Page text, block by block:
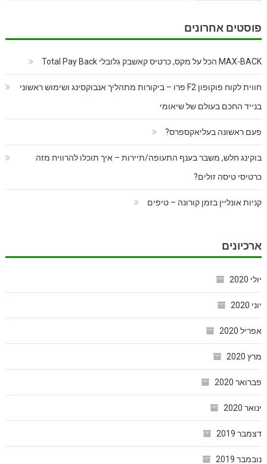
פוסטים אחרונים
MAX-BACK הכל על מקס, כרטיס קאשבק גלובלי Total Pay Back
חווית לקוח פוקופון F2 פרו – ביקורות מתהליך אנבוקסינג ושימוש ראשוני
בנייד החכם בעולם של שיאומי
פעם ראשונה בעליאקספרס?
בוקינג חלש, משבר בענף התעופה/תיירות – איך תוכלו להרוויח מזה
כרטיסי טיסה זולים?
קניות אונליין בזמן קורונה – טיפים
ארכיונים
יולי 2020
יוני 2020
אפריל 2020
מרץ 2020
פברואר 2020
ינואר 2020
דצמבר 2019
נובמבר 2019